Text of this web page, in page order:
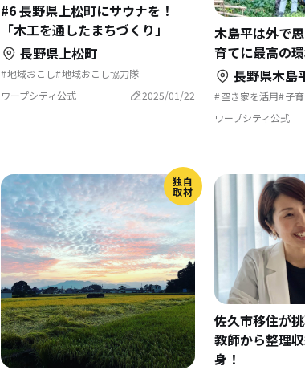
#6 長野県上松町にサウナを！
「木工を通したまちづくり」
長野県上松町
地域おこし 地域おこし協力隊
古民家を活用 歴史をつむぐ
ふるさとで暮らす まちづくり
地域おこし協力隊に聞いてみた
ワープシティ公式 2025/01/22
木島平は外で
育てに最高の
長野県木島
空き家を活用 子
支援制度 補助金を
自然と暮らす
ワープシティ公式
独自
取材
佐久市移住が
教師から整理
身！